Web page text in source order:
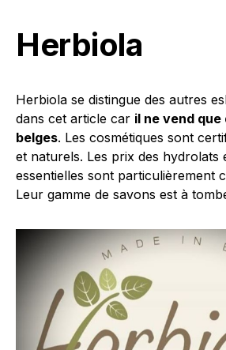
Herbiola
Herbiola se distingue des autres
dans cet article car il ne vend
belges. Les cosmétiques sont
et naturels. Les prix des hydrolats
essentielles sont particulièrement
Leur gamme de savons est à